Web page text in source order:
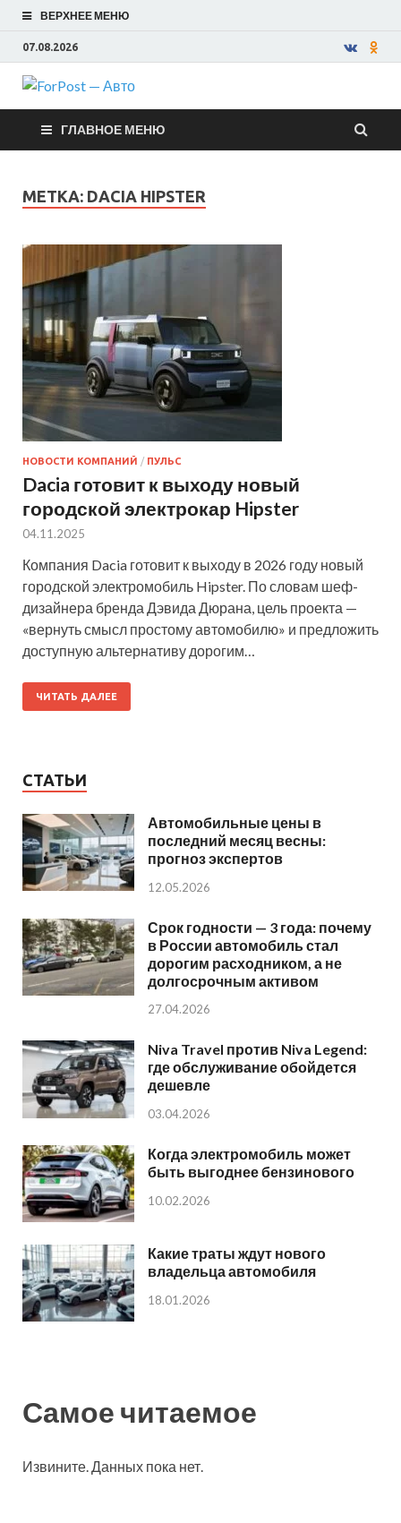
ВЕРХНЕЕ МЕНЮ
07.08.2026
ForPost —
Авто
ГЛАВНОЕ МЕНЮ
МЕТКА: DACIA HIPSTER
НОВОСТИ КОМПАНИЙ / ПУЛЬС
Dacia готовит к выходу новый
городской электрокар Hipster
04.11.2025
Компания Dacia готовит к выходу в 2026 году новый
городской электромобиль Hipster. По словам шеф-
дизайнера бренда Дэвида Дюрана, цель проекта —
«вернуть смысл простому автомобилю» и предложить
доступную альтернативу дорогим…
ЧИТАТЬ ДАЛЕЕ
СТАТЬИ
Автомобильные цены в
последний месяц весны:
прогноз экспертов
12.05.2026
Срок годности — 3 года: почему
в России автомобиль стал
дорогим расходником, а не
долгосрочным активом
27.04.2026
Niva Travel против Niva Legend:
где обслуживание обойдется
дешевле
03.04.2026
Когда электромобиль может
быть выгоднее бензинового
10.02.2026
Какие траты ждут нового
владельца автомобиля
18.01.2026
Самое читаемое
Извините. Данных пока нет.